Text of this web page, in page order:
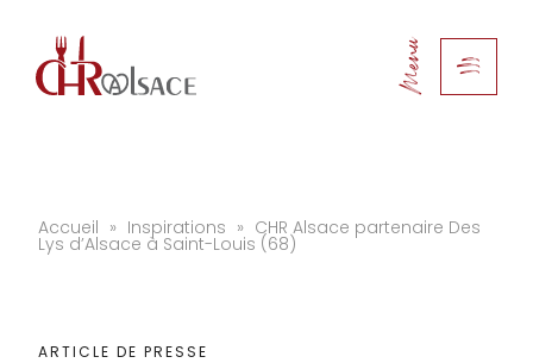
Menu
Accueil » Inspirations » CHR Alsace partenaire Des
Lys d’Alsace à Saint-Louis (68)
ARTICLE DE PRESSE